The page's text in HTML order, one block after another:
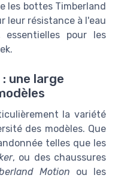
les bottes Timberland
leur résistance à l'eau
essentielles pour les
une large
la variété
des modèles. Que
telles que les
, ou des chaussures
Motion ou les